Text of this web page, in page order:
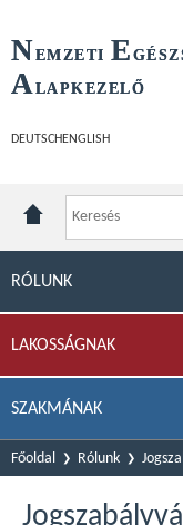
NEMZETI E
ALAPKEZELŐ
DEUTSCH ENGLISH
RÓLUNK
LAKOSSÁGNAK
SZAKMÁNAK
Főoldal Rólunk